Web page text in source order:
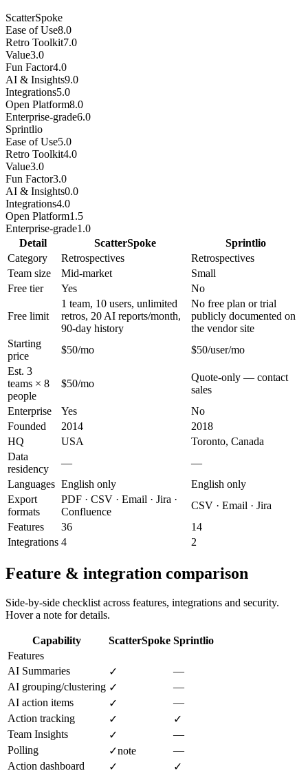
ScatterSpoke
Ease of Use8.0
Retro Toolkit7.0
Value3.0
Fun Factor4.0
AI & Insights9.0
Integrations5.0
Open Platform8.0
Enterprise-grade6.0
Sprintlio
Ease of Use5.0
Retro Toolkit4.0
Value3.0
Fun Factor3.0
AI & Insights0.0
Integrations4.0
Open Platform1.5
Enterprise-grade1.0
Detail
ScatterSpoke
Sprintlio
Category
Retrospectives
Retrospectives
Team size
Mid-market
Small
Free tier
Yes No
Free limit
1 team, 10 users, unlimited
retros, 20 AI reports/month,
90-day history
No free plan or trial
publicly documented on
the vendor site
Starting
price
$50/mo
$50/user/mo
Est. 3
teams × 8
people
$50/mo
Quote-only — contact
sales
Enterprise
Yes
No
Founded
2014
2018
HQ
USA
Toronto, Canada
Data
residency
—
—
Languages English only
English only
Export
formats
PDF · CSV · Email · Jira ·
Confluence
CSV · Email · Jira
Features
36
14
Integrations 4 2
Feature & integration comparison
Side-by-side checklist across features, integrations and security.
Hover a note for details.
Capability ScatterSpoke Sprintlio
Features
AI Summaries
✓
—
AI grouping/clustering ✓
—
AI action items
✓
—
Action tracking
✓
✓
Team Insights
✓
—
Polling
✓note
—
Action dashboard
✓ ✓